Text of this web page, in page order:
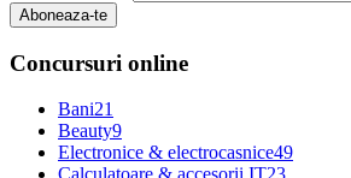
Aboneaza-te
Concursuri online
Bani21
Beauty9
Electronice & electrocasnice49